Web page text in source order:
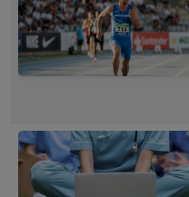
probabilidad de
existentes en ella.
En otras palabras,
aleatoriedad. La sencillez
elegancia de sus
grafos”, surgiendo así un
centrado en el estudio